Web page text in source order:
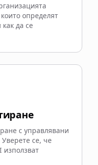
определят
как да се
с управлявани
се, че
използват